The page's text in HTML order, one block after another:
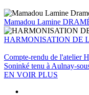
Mamadou Lamine
HARMONISATION DE
Compte-rendu de l'atelier
Soninké tenu à Aulnay-
EN VOIR PLUS